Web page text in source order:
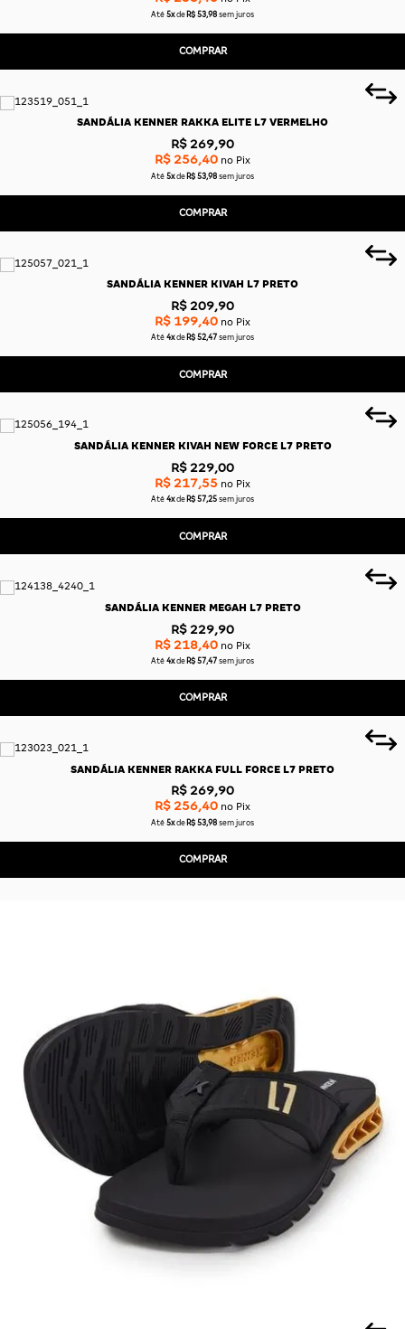
Até 5x de R$ 53,98 sem juros
COMPRAR
SANDÁLIA KENNER RAKKA ELITE L7 VERMELHO
R$ 269,90
R$ 256,40 no Pix
Até 5x de R$ 53,98 sem juros
COMPRAR
SANDÁLIA KENNER KIVAH L7 PRETO
R$ 209,90
R$ 199,40 no Pix
Até 4x de R$ 52,47 sem juros
COMPRAR
SANDÁLIA KENNER KIVAH NEW FORCE L7 PRETO
R$ 229,00
R$ 217,55 no Pix
Até 4x de R$ 57,25 sem juros
COMPRAR
SANDÁLIA KENNER MEGAH L7 PRETO
R$ 229,90
R$ 218,40 no Pix
Até 4x de R$ 57,47 sem juros
COMPRAR
SANDÁLIA KENNER RAKKA FULL FORCE L7 PRETO
R$ 269,90
R$ 256,40 no Pix
Até 5x de R$ 53,98 sem juros
COMPRAR